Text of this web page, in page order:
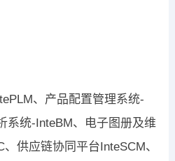
、产品配置管理系统-
系统-InteBM、电子图册及维
供应链协同平台InteSCM、